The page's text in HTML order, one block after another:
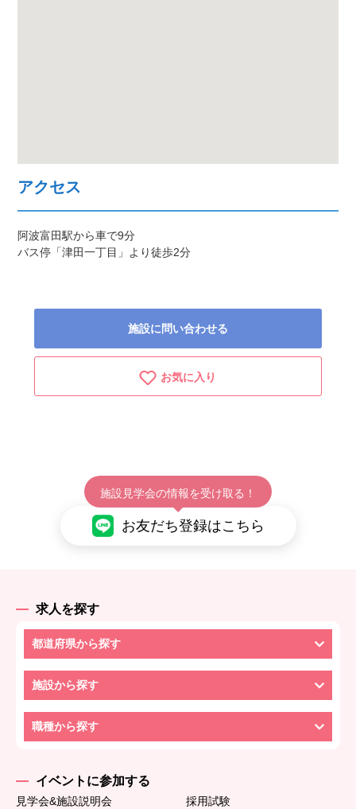
アクセス
阿波富田駅から車で9分
バス停「津田一丁目」より徒歩2分
施設に問い合わせる
お気に入り
施設見学会の情報を受け取る！
お友だち登録はこちら
求人を探す
都道府県から探す
施設から探す
職種から探す
イベントに参加する
見学会&施設説明会
採用試験